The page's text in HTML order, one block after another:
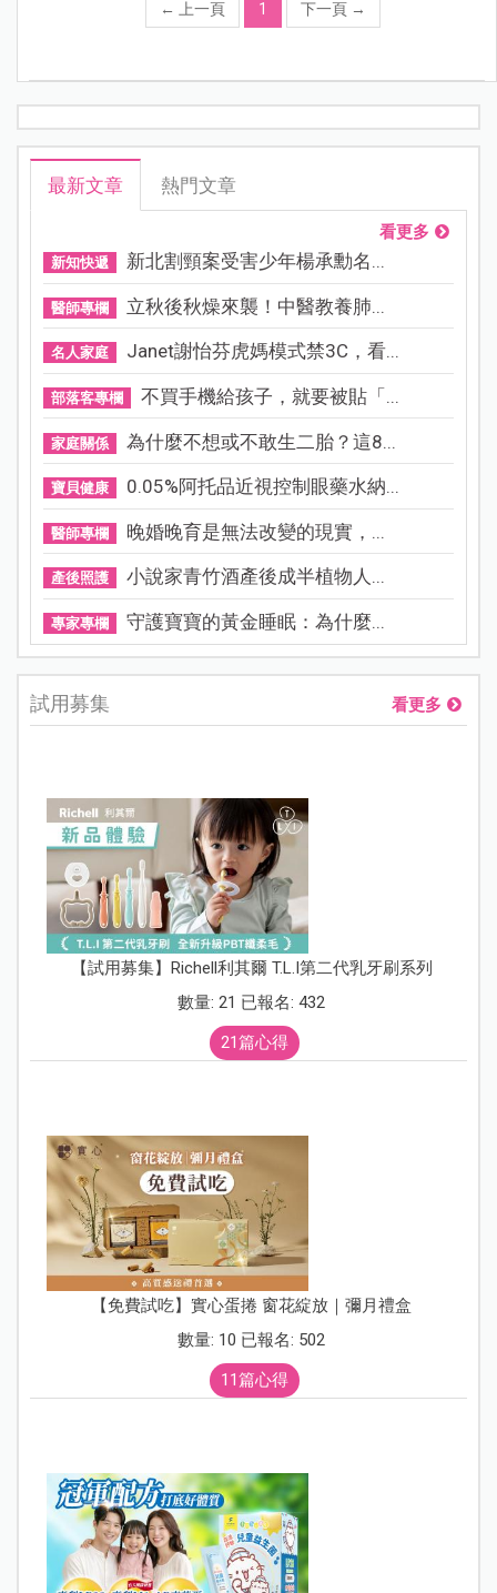
← 上一頁 1 下一頁 →
最新文章 熱門文章
看更多
新知快遞 新北割頸案受害少年楊承勳名...
醫師專欄 立秋後秋燥來襲！中醫教養肺...
名人家庭 Janet謝怡芬虎媽模式禁3C，看...
部落客專欄 不買手機給孩子，就要被貼「...
家庭關係 為什麼不想或不敢生二胎？這8...
寶貝健康 0.05%阿托品近視控制眼藥水納...
醫師專欄 晚婚晚育是無法改變的現實，...
產後照護 小說家青竹酒產後成半植物人...
專家專欄 守護寶寶的黃金睡眠：為什麼...
試用募集 看更多
【試用募集】Richell利其爾 T.L.I第二代乳牙刷系列
數量: 21 已報名: 432
21篇心得
【免費試吃】實心蛋捲 窗花綻放｜彌月禮盒
數量: 10 已報名: 502
11篇心得